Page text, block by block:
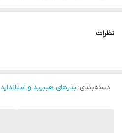
طول 10 تا 11 و عرض 10 سانتیمتر
نظرات
دسته‌بندی: بذرهای هیبرید و استاندارد